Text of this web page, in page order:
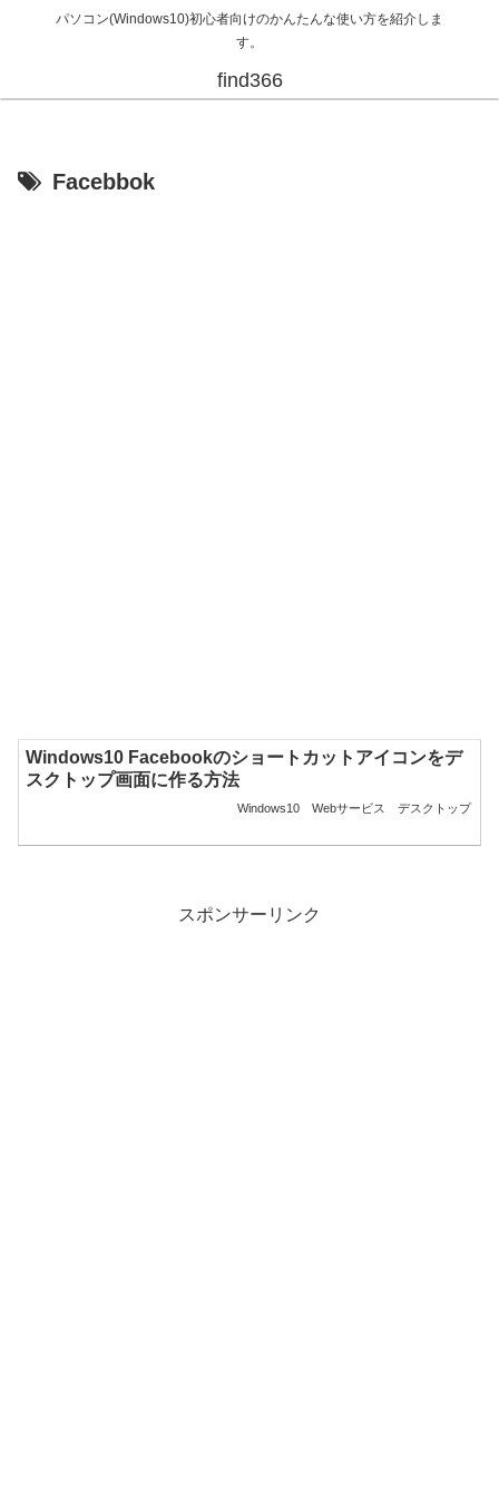
パソコン(Windows10)初心者向けのかんたんな使い方を紹介しま
す。
find366
Facebbok
Windows10 Facebookのショートカットアイコンをデ
スクトップ画面に作る方法
Windows10 Webサービス デスクトップ
スポンサーリンク